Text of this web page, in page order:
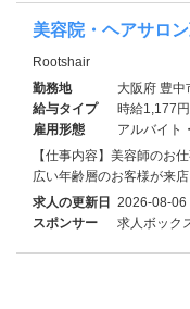
美容院・ヘアサロ
Rootshair
勤務地
大阪府 豊中
給与タイプ
時給1,177
雇用形態
アルバイト
【仕事内容】美容師のお
広い年齢層のお客様が来
求人の更新日 2026-08-06
スポンサー
求人ボック